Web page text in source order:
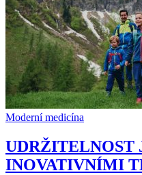
Moderní medicína
UDRŽITELNOST
INOVATIVNÍMI